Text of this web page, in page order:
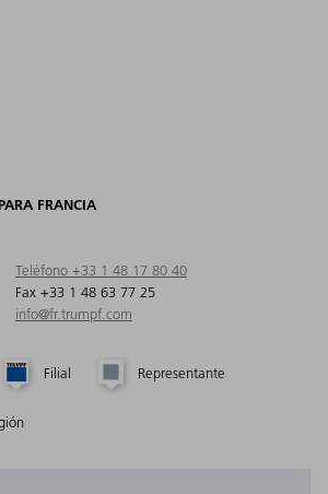
FRANCIA
Teléfono +33 1 48 17 80 40
Fax +33 1 48 63 77 25
info@fr.trumpf.com
Filial Representante